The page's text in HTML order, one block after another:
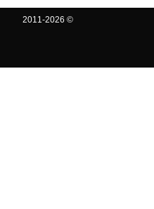
2011-2026 ©